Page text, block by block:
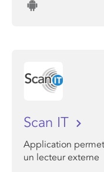
Scan IT
Application
un lecteur externe